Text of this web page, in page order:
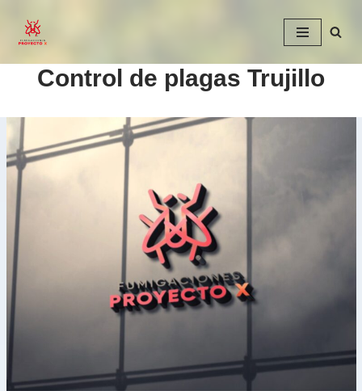
Saltar
al
contenido
Control de plagas Trujillo